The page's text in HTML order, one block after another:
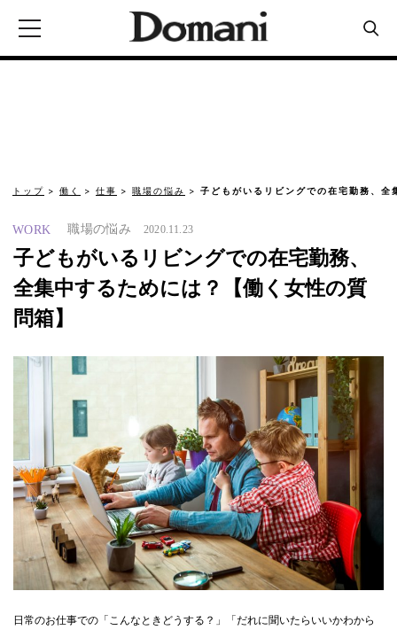
トップ 働く 仕事 職場の悩み 子どもがいるリビングでの在宅勤務、
WORK 職場の悩み 2020.11.23
子どもがいるリビングでの在宅勤務、
全集中するためには？【働く女性の質
問箱】
日常のお仕事での「こんなときどうする？」「だれに聞いたらいいかわから